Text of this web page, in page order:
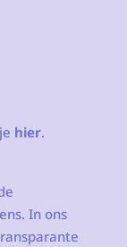
hier.
In ons